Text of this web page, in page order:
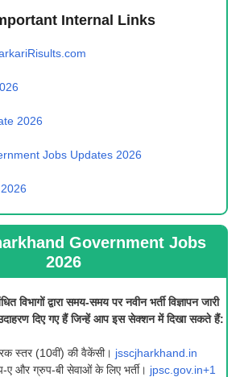
Internal Links
2026
Jobs Updates 2026
Government Jobs
2026
विभागों द्वारा समय-समय पर नवीन भर्ती विज्ञापन जारी
दिए गए हैं जिन्हें आप इस सेक्शन में दिखा सकते हैं:
स्तर (10वीं) की वैकेंसी। jsscjharkhand.in
ए और ग्रुप-बी सेवाओं के लिए भर्ती। jpsc.gov.in+1